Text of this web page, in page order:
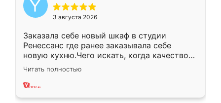
3 августа 2026
Заказала себе новый шкаф в студии
Ренессанс где ранее заказывала себе
новую кухню.Чего искать, когда качеством
вполне довольна. Служит кухня уже почти
два года, нареканий нет.
Читать полностью